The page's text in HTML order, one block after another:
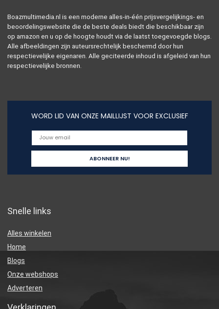
Boazmultimedia.nl is een moderne alles-in-één prijsvergelijkings- en
beoordelingswebsite die de beste deals biedt die beschikbaar zijn
op amazon en u op de hoogte houdt via de laatst toegevoegde blogs.
Alle afbeeldingen zijn auteursrechtelijk beschermd door hun
respectievelijke eigenaren. Alle geciteerde inhoud is afgeleid van hun
respectievelijke bronnen.
WORD LID VAN ONZE MAILLIJST VOOR EXCLUSIEF
Snelle links
Alles winkelen
Home
Blogs
Onze webshops
Adverteren